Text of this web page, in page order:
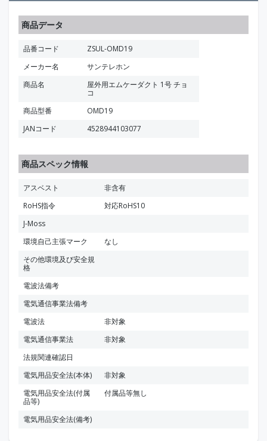
商品データ
品番コード
ZSUL-OMD19
メーカー名
サンテレホン
商品名
屋外用エムケーダクト 1号 チョ
コ
商品型番
OMD19
JANコード
4528944103077
商品スペック情報
アスベスト
非含有
RoHS指令
対応RoHS10
J-Moss
環境自己主張マーク
なし
その他環境及び安全規
格
電波法備考
電気通信事業法備考
電波法
非対象
電気通信事業法
非対象
法規関連確認日
電気用品安全法(本体)
非対象
電気用品安全法(付属
品等)
付属品等無し
電気用品安全法(備考)